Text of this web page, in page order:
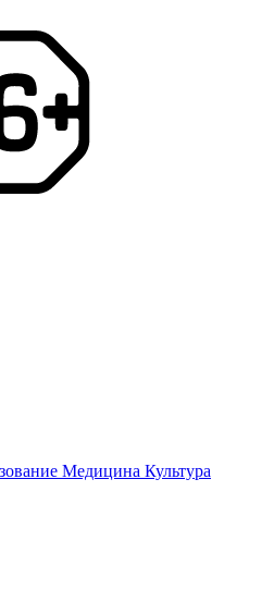
Медицина Культура